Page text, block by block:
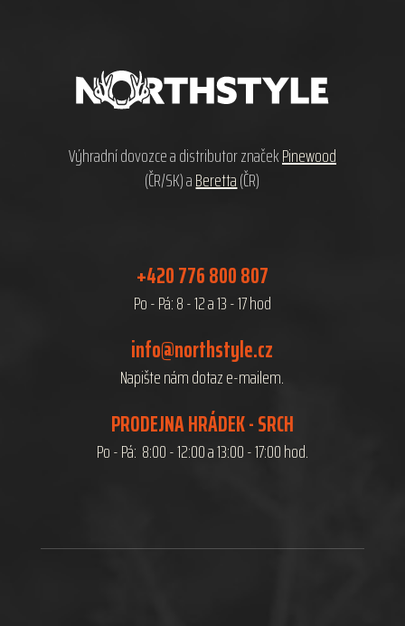
Výhradní dovozce a distributor značekPinewood
(ČR/SK) aBeretta(ČR)
+420 776 800 807
Po - Pá: 8 - 12 a 13 - 17 hod
info@northstyle.cz
Napište nám dotaz e-mailem.
PRODEJNA HRÁDEK - SRCH
Po - Pá: 8:00 - 12:00 a 13:00 - 17:00 hod.